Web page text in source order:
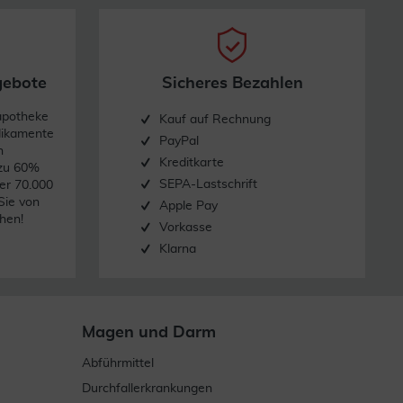
zusammen, bis ein Tropfen in das Auge gelangt.
So wird verhindert, dass die Tropfen aus dem
60%
70.000
von
Sicheres Bezahlen
Kauf auf Rechnung
PayPal
Kreditkarte
SEPA-Lastschrift
Apple Pay
Vorkasse
Klarna
Magen und Darm
Abführmittel
Durchfallerkrankungen